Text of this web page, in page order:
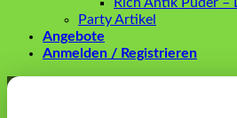
Rich Antik Puder –
Party Artikel
Angebote
Anmelden / Registrieren
Anmelden